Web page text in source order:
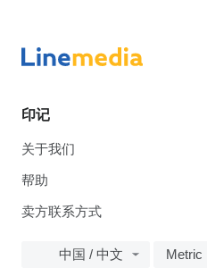
印记
关于我们
帮助
卖方联系方式
中国 / 中文 Metric